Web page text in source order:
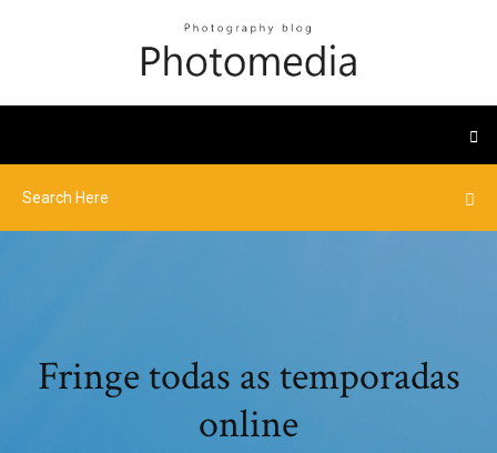
Fringe todas as temporadas
online